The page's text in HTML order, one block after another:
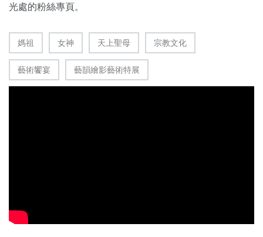
光處的粉絲專頁。
媽祖 女神 天上聖母 宗教文化
藝術饗宴 藝韻繪影藝術特展